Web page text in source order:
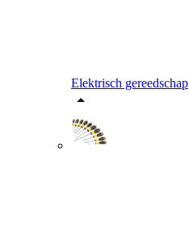
Elektrisch gereedschap